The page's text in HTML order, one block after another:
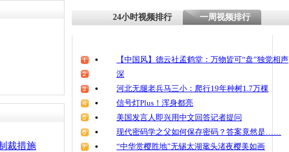
裁措施
24小时视频排行 一周视频排行
【中国风】德云社孟鹤堂：万物皆可“盘”独觉相声
深
河北无腿老兵马三小：爬行19年种树1.7万棵
信号灯Plus！浑身都亮
美国发言人即兴用中文回答记者提问
现代密码学之父如何保存密码？答案竟然是……
“中华赏樱胜地”无锡太湖鼋头渚夜樱美如画